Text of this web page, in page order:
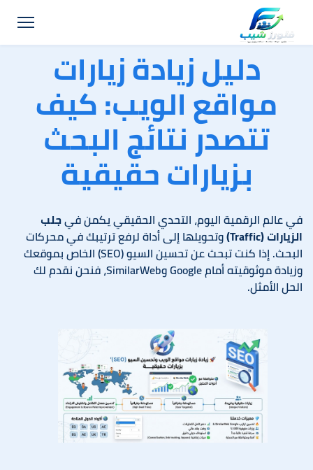
دليل زيادة زيارات
مواقع الويب: كيف
تتصدر نتائج البحث
بزيارات حقيقية
في عالم الرقمية اليوم، التحدي الحقيقي يكمن فيجلب
الزيارات (Traffic)
وتحويلها إلى أداة لرفع ترتيبك في محركات
البحث. إذا كنت تبحث عن تحسين السيو (SEO) الخاص بموقعك
وزيادة موثوقيته أمام Google وSimilarWeb، فنحن نقدم لك
الحل الأمثل.